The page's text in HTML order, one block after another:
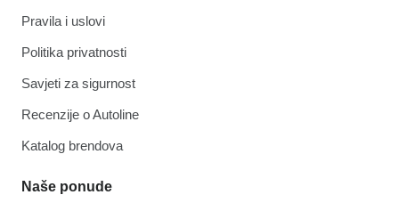
Pravila i uslovi
Politika privatnosti
Savjeti za sigurnost
Recenzije o Autoline
Katalog brendova
Naše ponude